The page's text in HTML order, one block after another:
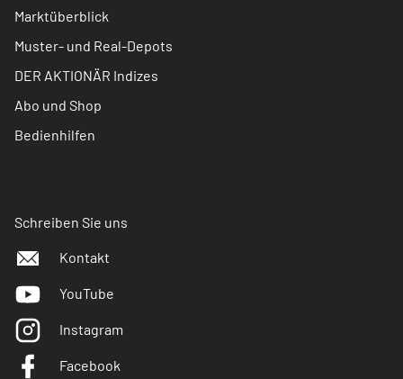
Marktüberblick
Muster- und Real-Depots
DER AKTIONÄR Indizes
Abo und Shop
Bedienhilfen
Schreiben Sie uns
Kontakt
YouTube
Instagram
Facebook